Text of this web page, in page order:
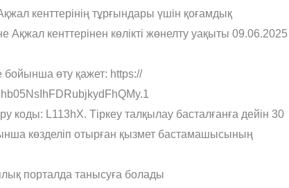
кенттерінің тұрғындары үшін қоғамдық
Ақжал кенттерінен көлікті жөнелту уақыты 09.06.2025
бойынша өту қажет: https://
коды: L113hX. Тіркеу талқылау басталғанға дейін 30
көзделіп отырған қызмет бастамашысының
порталда танысуға болады